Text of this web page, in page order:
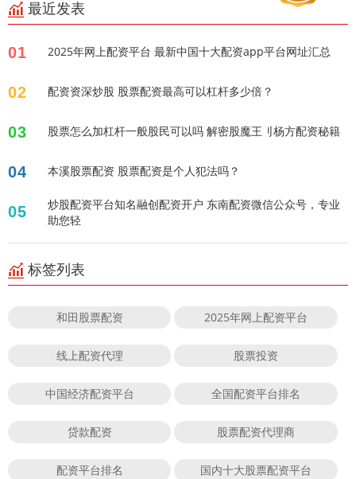
最近发表
01 2025年网上配资平台 最新中国十大配资app平台网址汇总
02 配资资深炒股 股票配资最高可以杠杆多少倍？
03 股票怎么加杠杆一般股民可以吗 解密股魔王刂杨方配资秘籍
04 本溪股票配资 股票配资是个人犯法吗？
05
炒股配资平台知名融创配资开户 东南配资微信公众号，专业
助您轻
标签列表
和田股票配资 2025年网上配资平台
线上配资代理 股票投资
中国经济配资平台 全国配资平台排名
贷款配资 股票配资代理商
配资平台排名 国内十大股票配资平台